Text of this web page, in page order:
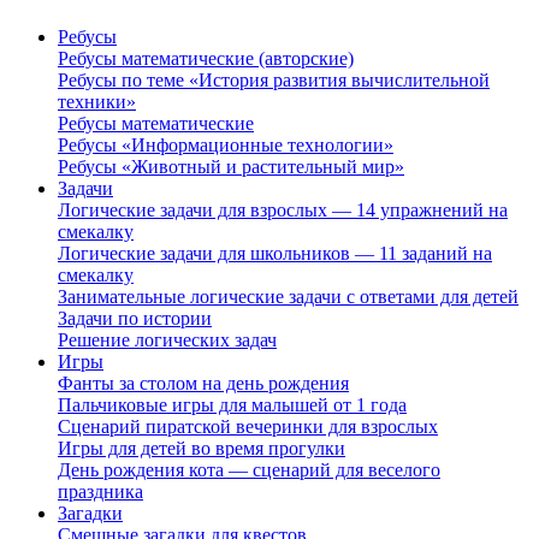
Ребусы
Ребусы математические (авторские)
Ребусы по теме «История развития вычислительной
техники»
Ребусы математические
Ребусы «Информационные технологии»
Ребусы «Животный и растительный мир»
Задачи
Логические задачи для взрослых — 14 упражнений на
смекалку
Логические задачи для школьников — 11 заданий на
смекалку
Занимательные логические задачи с ответами для детей
Задачи по истории
Решение логических задач
Игры
Фанты за столом на день рождения
Пальчиковые игры для малышей от 1 года
Сценарий пиратской вечеринки для взрослых
Игры для детей во время прогулки
День рождения кота — сценарий для веселого
праздника
Загадки
Смешные загадки для квестов